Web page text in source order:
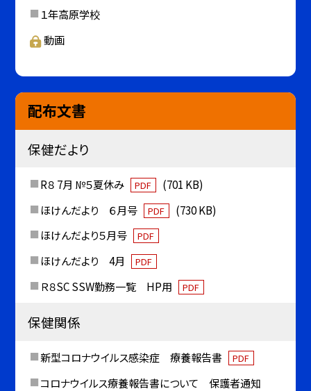
１年高原学校
動画
配布文書
保健だより
R８ 7月 №５夏休み PDF
(701 KB)
ほけんだより ６月号
PDF
(730 KB)
ほけんだより５月号
PDF
ほけんだより 4月 PDF
Ｒ８SC SSW勤務一覧 HP用 PDF
保健関係
新型コロナウイルス感染症 療養報告書 PDF
コロナウイルス療養報告書について 保護者通知